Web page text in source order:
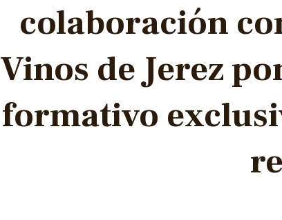
colaboración
Vinos de Jerez
formativo